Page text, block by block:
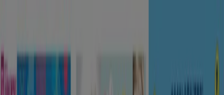
あなたはここにいる：
鈴鹿市